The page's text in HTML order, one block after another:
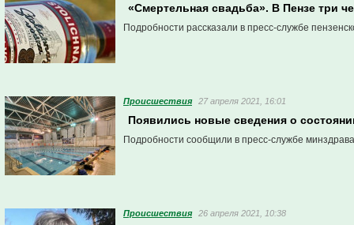
«Смертельная свадьба». В Пензе три
Подробности рассказали в пресс-службе
Проиcшествия 27 апреля 2021, 16:01
Появились новые сведения о
Подробности сообщили в пресс-службе
Проиcшествия 26 апреля 2021, 10:38